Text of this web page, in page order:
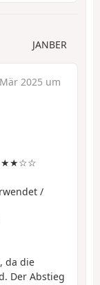
JANBER
2025 um
/
da die
Der Abstieg